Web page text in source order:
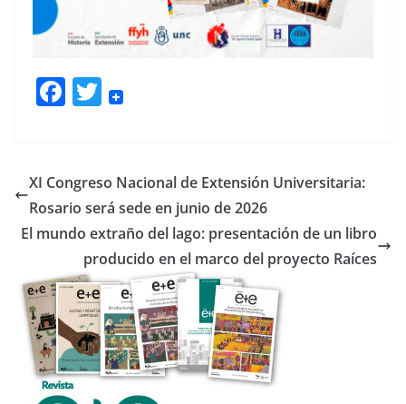
F
b
o
o
k
T
er
XI Congreso Nacional de Extensión Universitaria:
Rosario será sede en junio de 2026
El mundo extraño del lago: presentación de un libro
producido en el marco del proyecto Raíces